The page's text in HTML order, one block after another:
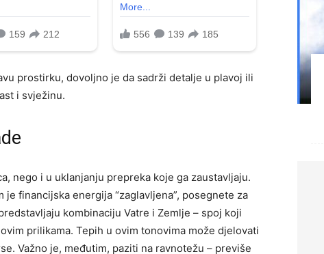
prostirku, dovoljno je da sadrži detalje u plavoj ili
i svježinu.
nego i u uklanjanju prepreka koje ga zaustavljaju.
financijska energija “zaglavljena”, posegnete za
kombinaciju Vatre i Zemlje – spoj koji
prilikama. Tepih u ovim tonovima može djelovati
Važno je, međutim, paziti na ravnotežu – previše